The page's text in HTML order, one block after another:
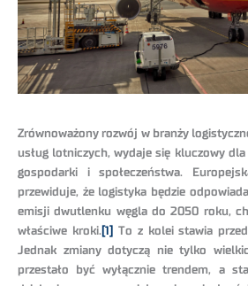
Zrównoważony rozwój w branży
usług lotniczych, wydaje się kluczowy
gospodarki i społeczeństwa.
przewiduje, że logistyka będzie
emisji dwutlenku węgla do 2050 roku,
właściwe kroki. [1]
To z kolei stawia
Jednak zmiany dotyczą nie tylko
przestało być wyłącznie trendem, a